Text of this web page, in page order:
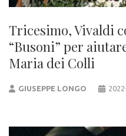
Tricesimo, Vivaldi
“Busoni” per
Maria dei Colli
GIUSEPPE LONGO